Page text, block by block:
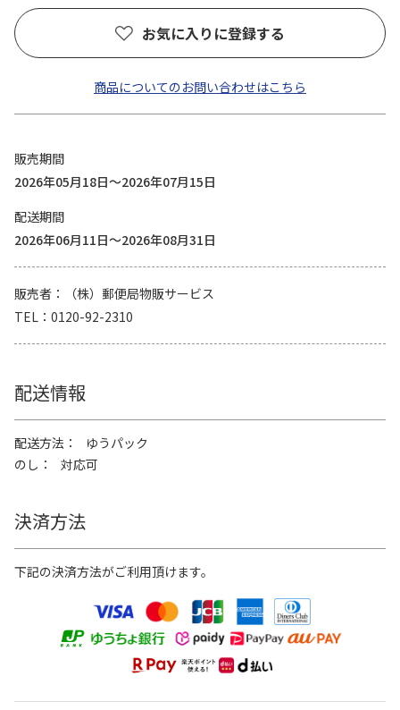
お気に入りに登録する
商品についてのお問い合わせはこちら
販売期間
2026年05月18日～2026年07月15日
配送期間
2026年06月11日～2026年08月31日
販売者
（株）郵便局物販サービス
TEL
0120-92-2310
配送情報
配送方法
ゆうパック
のし
対応可
決済方法
下記の決済方法がご利用頂けます。